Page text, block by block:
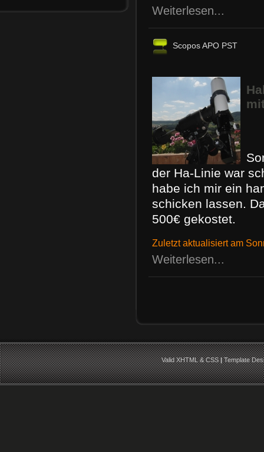
Weiterlesen...
Scopos APO PST
der Ha-Linie war
habe ich mir ein
schicken lassen.
500€ gekostet.
Zuletzt aktualisiert am
Weiterlesen...
Valid XHTML & CSS|Template